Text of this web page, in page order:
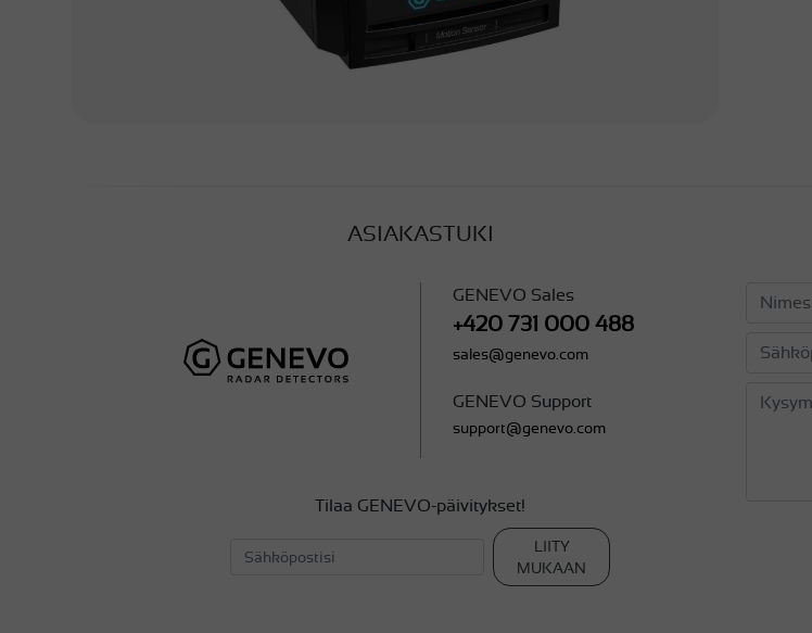
ASIAKASTUKI
GENEVO Sales
+420 731 000 488
sales@genevo.com
GENEVO Support
support@genevo.com
Tilaa GENEVO-päivitykset!
LIITY
MUKAAN